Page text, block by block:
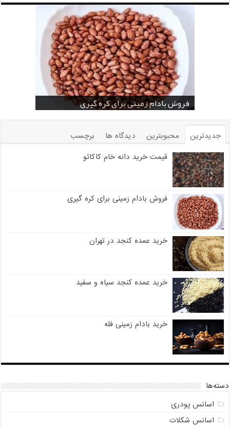
قیمت خرید دانه خام کاکائو
فروش بادام زمینی برای کره گیری
خرید عمده کنجد در تهران
خرید عمده کنجد سیاه و سفید
خرید بادام زمینی فله
خرید عمده کنجد سیاه
خرید عمده کنجد سفید
قیمت خرید کافی میت در کرمان
فروش انواع کنجد در یزد ( Sesame )
جدیدترین محبوبترین دیدگاه ها
برچسب
قیمت خرید دانه خام کاکائو
فروش بادام زمینی برای کره گیری
خرید عمده کنجد در تهران
خرید عمده کنجد سیاه و سفید
خرید بادام زمینی فله
دسته‌ها
اسانس پودری
اسانس شکلات